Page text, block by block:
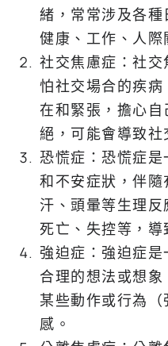
緒，常常涉及各種
健康、工作、人際
社交焦慮症：社
怕社交場合的疾
在和緊張，擔心
絕，可能會導致社
恐慌症：恐慌症
和不安症狀，伴
汗、頭暈等生理反
死亡、失控等，導
強迫症：強迫症
合理的想法或想
某些動作或行為
感。